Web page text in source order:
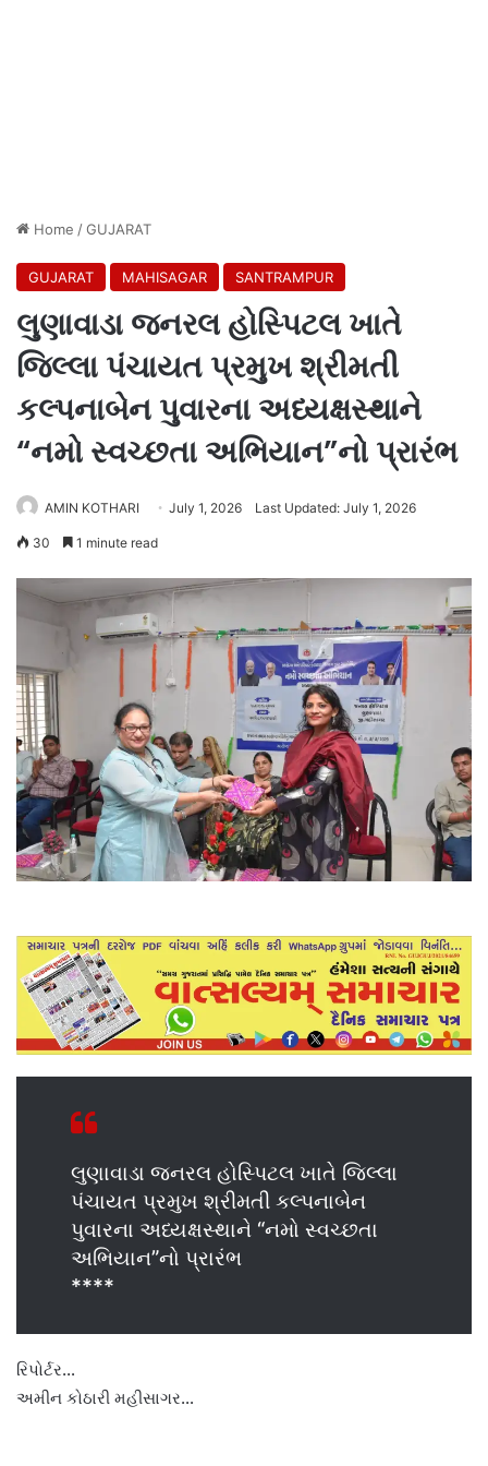
Home /GUJARAT
GUJARAT MAHISAGAR SANTRAMPUR
લુણાવાડા જનરલ હોસ્પિટલ ખાતે
જિલ્લા પંચાયત પ્રમુખ શ્રીમતી
કલ્પનાબેન પુવારના અધ્યક્ષસ્થાને
“નમો સ્વચ્છતા અભિયાન”નો પ્રારંભ
AMIN KOTHARI July 1, 2026 Last Updated: July 1, 2026
30 1 minute read
લુણાવાડા જનરલ હોસ્પિટલ ખાતે જિલ્લા
પંચાયત પ્રમુખ શ્રીમતી કલ્પનાબેન
પુવારના અધ્યક્ષસ્થાને “નમો સ્વચ્છતા
અભિયાન”નો પ્રારંભ
****
રિપોર્ટર…
અમીન કોઠારી મહીસાગર…